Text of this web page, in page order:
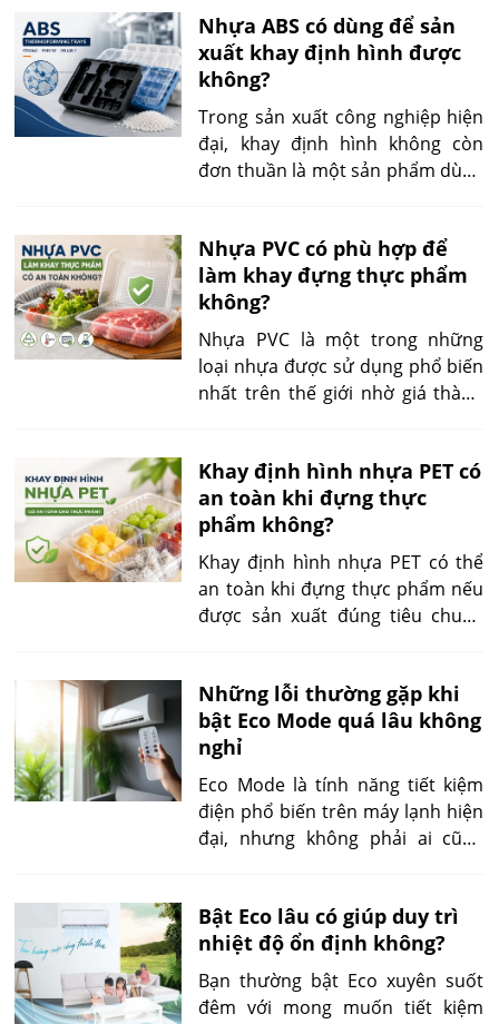
và chi phí dài hạn. Hãy cùng tìm
hiểu kỹ để tránh lựa chọn sai gây
thiệt hại về sau.
Nhựa ABS có dùng để sản
xuất khay định hình được
không?
Trong sản xuất công nghiệp hiện
đại, khay định hình không còn
đơn thuần là một sản phẩm dùng
chính xác, thiết bị y tế hay ô tô,
khay định hình còn là một phần
của hệ thống logistics nội bộ,
giúp cố định sản phẩm, giảm tỷ lệ
hư hỏng trong quá trình vận
chuyển và tối ưu hóa quy trình
lắp ráp tự động.
Nhựa PVC có phù hợp để
làm khay đựng thực phẩm
không?
Nhựa PVC là một trong những
loại nhựa được sử dụng phổ biến
nhất trên thế giới nhờ giá thành
vực như xây dựng, y tế hay điện –
điện tử, PVC cũng xuất hiện trong
ngành bao bì thực phẩm dưới
dạng màng bọc, khay định hình
hoặc vỉ nhựa. Điều này khiến
nhiều người tiêu dùng đặt ra câu
hỏi: nhựa PVC làm khay đựng
hay không?
Khay định hình nhựa PET có
an toàn khi đựng thực
phẩm không?
Khay định hình nhựa PET có thể
an toàn khi đựng thực phẩm nếu
được sản xuất đúng tiêu chuẩn
dụng trong giới hạn nhiệt độ, thời
gian, mục đích do nhà sản xuất
công bố. PET không phải vật liệu
độc theo mặc định, nhưng cũng
không phù hợp để dùng tùy ý cho
mọi loại thực phẩm hoặc mọi
điều kiện nhiệt.
Những lỗi thường gặp khi
bật Eco Mode quá lâu không
nghỉ
Eco Mode là tính năng tiết kiệm
điện phổ biến trên máy lạnh hiện
đại, nhưng không phải ai cũng
tình bật Eco liên tục cả ngày đêm,
khiến máy lạnh phát sinh lỗi như
làm lạnh kém, báo đèn đỏ hoặc
tự ngắt nguồn. Bài viết này sẽ
Bật Eco lâu có giúp duy trì
nhiệt độ ổn định không?
Bạn thường bật Eco xuyên suốt
đêm với mong muốn tiết kiệm